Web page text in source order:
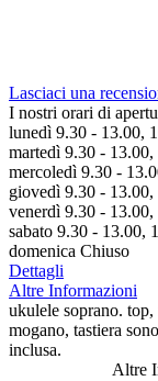
Lasciaci una
I nostri orari di
lunedì 9.30 - 13.00,
martedì 9.30 -
mercoledì 9.30 -
giovedì 9.30 -
venerdì 9.30 -
sabato 9.30 - 13.00,
domenica Chiuso
Dettagli
Altre Informazioni
ukulele soprano.
mogano, tastiera
inclusa.
Altre